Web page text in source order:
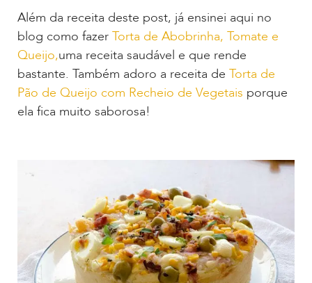
Além da receita deste post, já ensinei aqui no
blog como fazer Torta de Abobrinha, Tomate e
Queijo,uma receita saudável e que rende
bastante. Também adoro a receita de Torta de
Pão de Queijo com Recheio de Vegetais porque
ela fica muito saborosa!